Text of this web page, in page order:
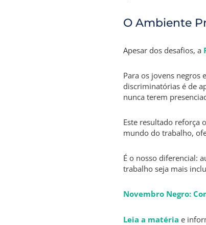
O Ambiente
Apesar dos desafios, a
Para os jovens negros
discriminatórias é de
nunca terem
Este resultado reforça
mundo do trabalho,
É o nosso diferencial:
trabalho seja mais
Novembro Negro:
Leia a matéria e